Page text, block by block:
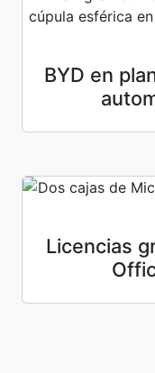
BYD en
Licencias